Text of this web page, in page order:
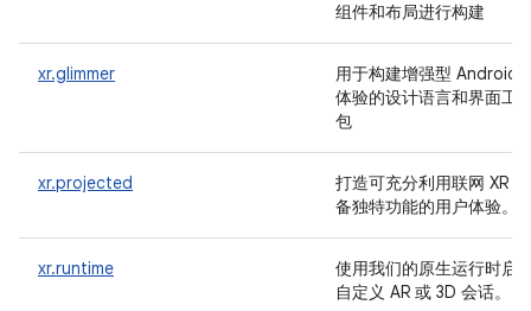
组件和布局进行构建
xr.glimmer
用于构建增强型 Android
体验的设计语言和界面工
包
xr.projected
打造可充分利用联网 XR 设
备独特功能的用户体验。
xr.runtime
使用我们的原生运行时启
自定义 AR 或 3D 会话。